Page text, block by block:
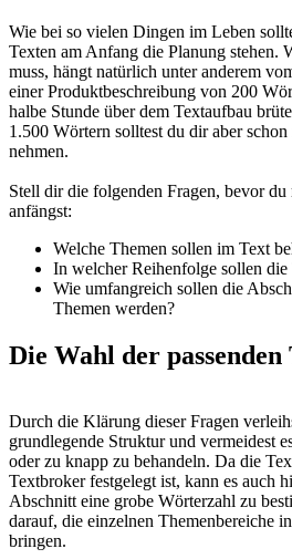
Wie bei so vielen Dingen im Leben
Texten am Anfang die Planung stehen.
muss, hängt natürlich unter anderem
einer Produktbeschreibung von 200
halbe Stunde über dem Textaufbau
1.500 Wörtern solltest du dir aber
nehmen.
Stell dir die folgenden Fragen, bevor du
anfängst:
Welche Themen sollen im Text
In welcher Reihenfolge sollen die
Wie umfangreich sollen die
Themen werden?
Die Wahl der
Durch die Klärung dieser Fragen
grundlegende Struktur und vermeidest
oder zu knapp zu behandeln. Da die
Textbroker festgelegt ist, kann es auch
Abschnitt eine grobe Wörterzahl zu
darauf, die einzelnen Themenbereiche
bringen.